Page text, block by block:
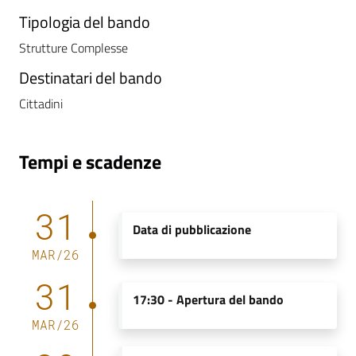
a
r
e
n
e
Fornitori
Seguici
Tipologia del bando
Strutture Complesse
Destinatari del bando
Cittadini
Tempi e scadenze
31
MAR/26
Data di pubblicazione
31
MAR/26
17:30 - Apertura del bando